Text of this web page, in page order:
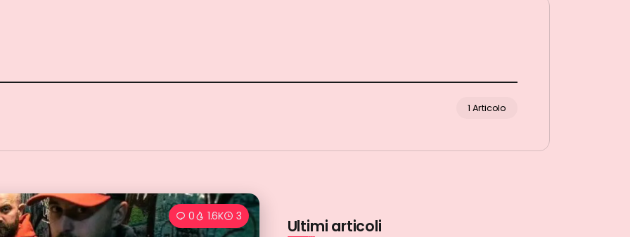
1 Articolo
0 1.6K 3 Ultimi articoli